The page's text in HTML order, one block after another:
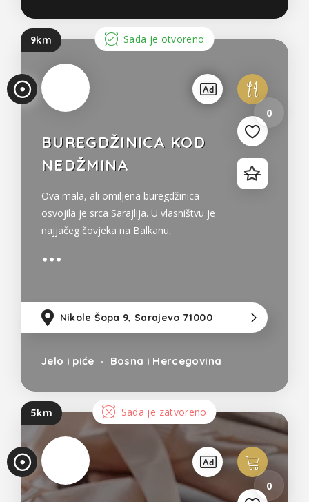
ka
z
un
os
9km Sada je otvoreno
0
BUREGDŽINICA KOD
NEDŽMINA
Ova mala, ali omiljena buregdžinica
osvojila je srca Sarajlija. U vlasništvu je
najjačeg čovjeka na Balkanu,
strongest man. Bosnias deadlift and
Nikole Šopa 9, Sarajevo 71000
Jelo i piće Bosna i Hercegovina
5km Sada je zatvoreno
0